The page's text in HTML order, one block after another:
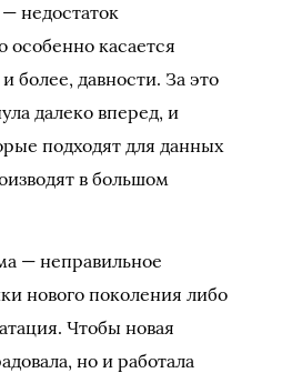
недостаток
касается
более, давности. За это
далеко вперед, и
подходят для данных
в большом
— неправильное
нового поколения либо
Чтобы новая
но и работала